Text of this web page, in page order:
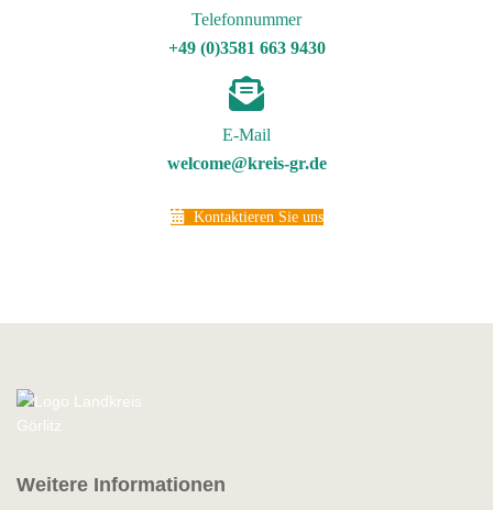
Telefonnummer
+49 (0)3581 663 9430
E-Mail
welcome@kreis-gr.de
Kontaktieren Sie uns
Weitere Informationen